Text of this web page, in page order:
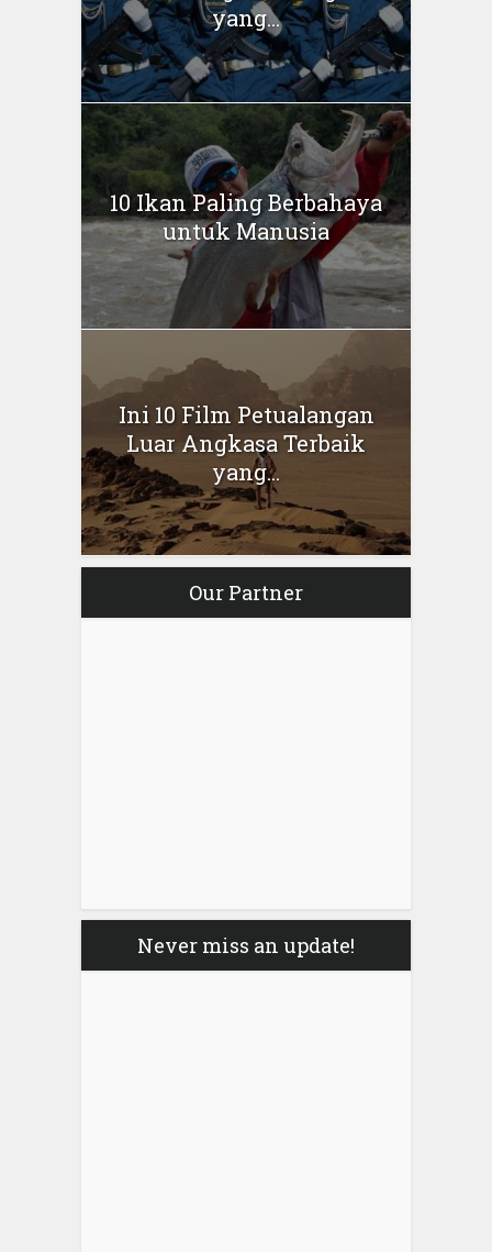
yang...
10 Ikan Paling Berbahaya
untuk Manusia
Ini 10 Film Petualangan
Luar Angkasa Terbaik
yang...
Our Partner
Never miss an update!